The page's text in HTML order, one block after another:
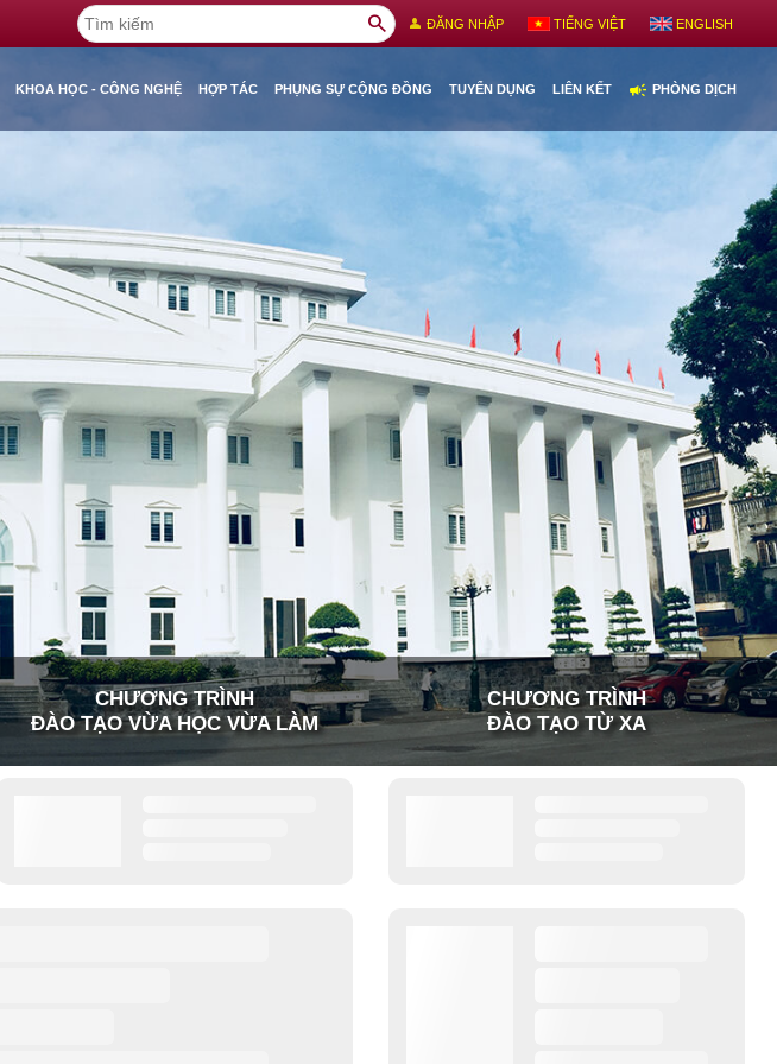
search person ĐĂNG NHẬP TIẾNG VIỆT ENGLISH
KHOA HỌC - CÔNG NGHỆ HỢP TÁC PHỤNG SỰ CỘNG ĐỒNG TUYỂN DỤNG LIÊN KẾT campaign PHÒNG DỊCH
CHƯƠNG TRÌNH
ĐÀO TẠO VỪA HỌC VỪA LÀM
CHƯƠNG TRÌNH
ĐÀO TẠO TỪ XA